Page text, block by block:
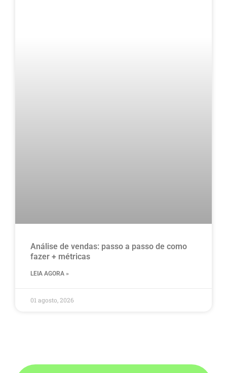
Análise de vendas: passo a passo de como
fazer + métricas
LEIA AGORA »
01 agosto, 2026